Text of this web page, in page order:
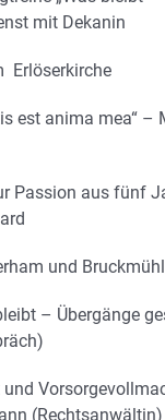
mit Dekanin
Erlöserkirche
est anima mea“ –
Passion aus fünf
und Bruckmühl
– Übergänge
(Rechtsanwältin)